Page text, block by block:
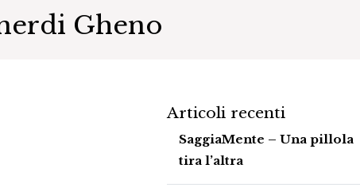
Gheno
Articoli recenti
SaggiaMente – Una pillola
tira l’altra